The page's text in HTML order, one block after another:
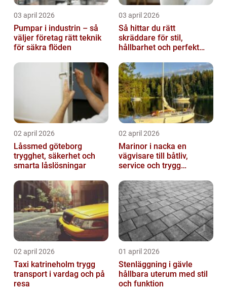
03 april 2026
Pumpar i industrin – så
väljer företag rätt teknik
för säkra flöden
03 april 2026
Så hittar du rätt
skräddare för stil,
hållbarhet och perfekt
02 april 2026
Låssmed göteborg
trygghet, säkerhet och
smarta låslösningar
02 april 2026
Marinor i nacka en
vägvisare till båtliv,
service och trygg
02 april 2026
Taxi katrineholm trygg
transport i vardag och på
resa
01 april 2026
Stenläggning i gävle
hållbara uterum med stil
och funktion